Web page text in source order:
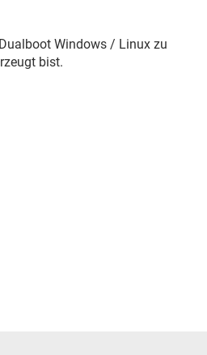
Windows / Linux zu
bist.